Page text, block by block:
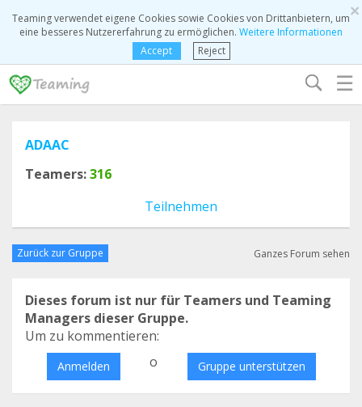
×
Teaming verwendet eigene Cookies sowie Cookies von Drittanbietern, um
eine besseres Nutzererfahrung zu ermöglichen. Weitere Informationen
Accept
Reject
☰
ADAAC
Teamers:316
Teilnehmen
Zurück zur Gruppe Ganzes Forum sehen
Dieses forum ist nur für Teamers und Teaming
Managers dieser Gruppe.
Um zu kommentieren:
Anmelden o Gruppe unterstützen